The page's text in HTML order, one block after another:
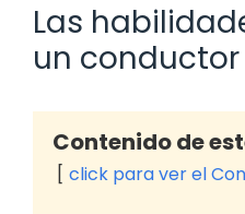
Las
un
Contenido de
click para ver el